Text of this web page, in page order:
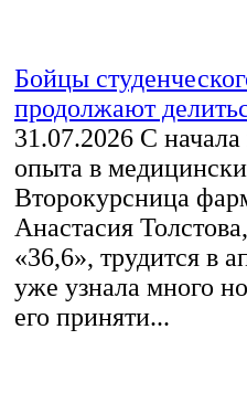
Бойцы
продолжают
31.07.2026 С
опыта в
Второкурсница
Анастасия
«36,6», трудится в
уже узнала много
его приняти...